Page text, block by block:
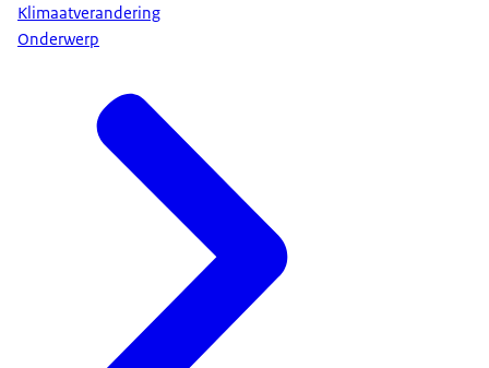
Klimaatverandering
Onderwerp